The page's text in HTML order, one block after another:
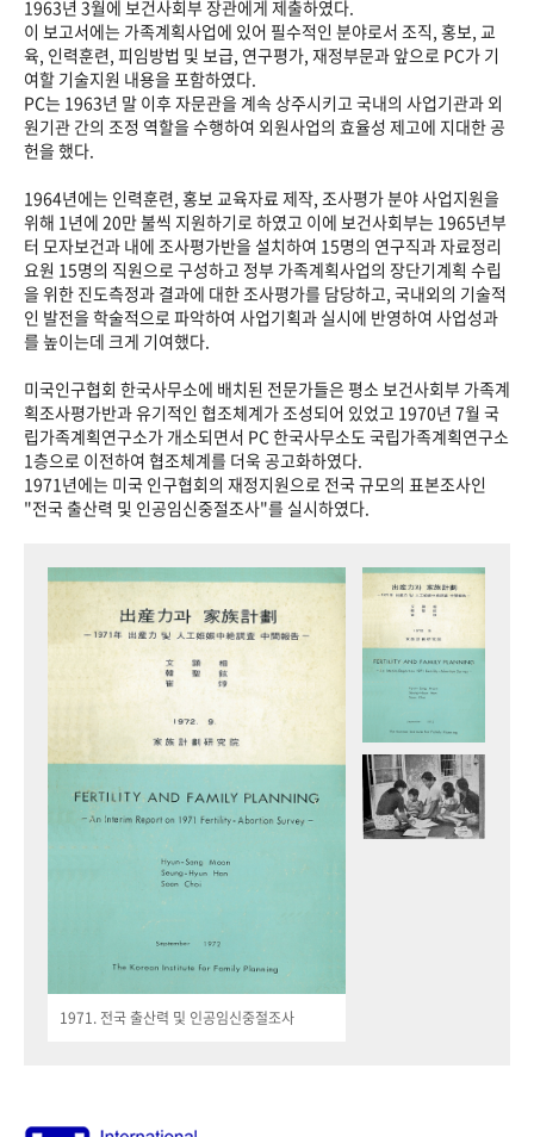
1963년 3월에 보건사회부 장관에게 제출하였다.
이 보고서에는 가족계획사업에 있어 필수적인 분야로서 조직, 홍보, 교
육, 인력훈련, 피임방법 및 보급, 연구평가, 재정부문과 앞으로 PC가 기
여할 기술지원 내용을 포함하였다.
PC는 1963년 말 이후 자문관을 계속 상주시키고 국내의 사업기관과 외
원기관 간의 조정 역할을 수행하여 외원사업의 효율성 제고에 지대한 공
헌을 했다.
1964년에는 인력훈련, 홍보 교육자료 제작, 조사평가 분야 사업지원을
위해 1년에 20만 불씩 지원하기로 하였고 이에 보건사회부는 1965년부
터 모자보건과 내에 조사평가반을 설치하여 15명의 연구직과 자료정리
요원 15명의 직원으로 구성하고 정부 가족계획사업의 장단기계획 수립
을 위한 진도측정과 결과에 대한 조사평가를 담당하고, 국내외의 기술적
인 발전을 학술적으로 파악하여 사업기획과 실시에 반영하여 사업성과
를 높이는데 크게 기여했다.
미국인구협회 한국사무소에 배치된 전문가들은 평소 보건사회부 가족계
획조사평가반과 유기적인 협조체계가 조성되어 있었고 1970년 7월 국
립가족계획연구소가 개소되면서 PC 한국사무소도 국립가족계획연구소
1층으로 이전하여 협조체계를 더욱 공고화하였다.
1971년에는 미국 인구협회의 재정지원으로 전국 규모의 표본조사인
"전국 출산력 및 인공임신중절조사"를 실시하였다.
1971. 전국 출산력 및 인공임신중절조사